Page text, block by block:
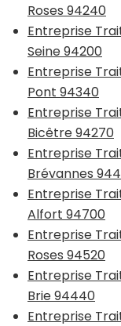
Roses 94240
Entreprise
Seine 94200
Entreprise
Pont 94340
Entreprise
Bicêtre 94270
Entreprise
Brévannes
Entreprise
Alfort 94700
Entreprise
Roses 94520
Entreprise
Brie 94440
Entreprise